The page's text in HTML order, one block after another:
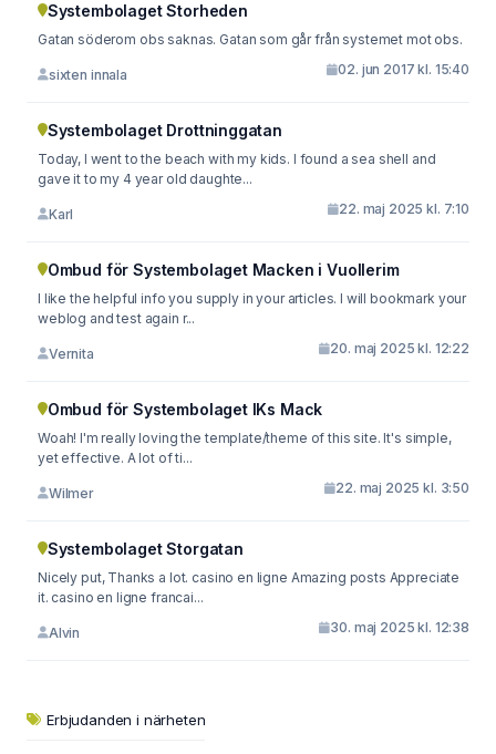
Systembolaget Storheden
Gatan söderom obs saknas. Gatan som går från systemet mot obs.
sixten innala 02. jun 2017 kl. 15:40
Systembolaget Drottninggatan
Today, I went to the beach with my kids. I found a sea shell and
gave it to my 4 year old daughte...
Karl 22. maj 2025 kl. 7:10
Ombud för Systembolaget Macken i Vuollerim
I like the helpful info you supply in your articles. I will bookmark your
weblog and test again r...
Vernita 20. maj 2025 kl. 12:22
Ombud för Systembolaget IKs Mack
Woah! I'm really loving the template/theme of this site. It's simple,
yet effective. A lot of ti...
Wilmer 22. maj 2025 kl. 3:50
Systembolaget Storgatan
Nicely put, Thanks a lot. casino en ligne Amazing posts Appreciate
it. casino en ligne francai...
Alvin 30. maj 2025 kl. 12:38
Erbjudanden i närheten